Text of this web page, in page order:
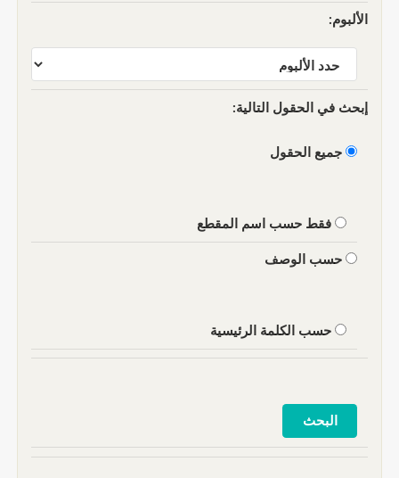
الألبوم:
إبحث في الحقول التالية:
جميع الحقول
فقط حسب اسم المقطع
حسب الوصف
حسب الكلمة الرئيسية